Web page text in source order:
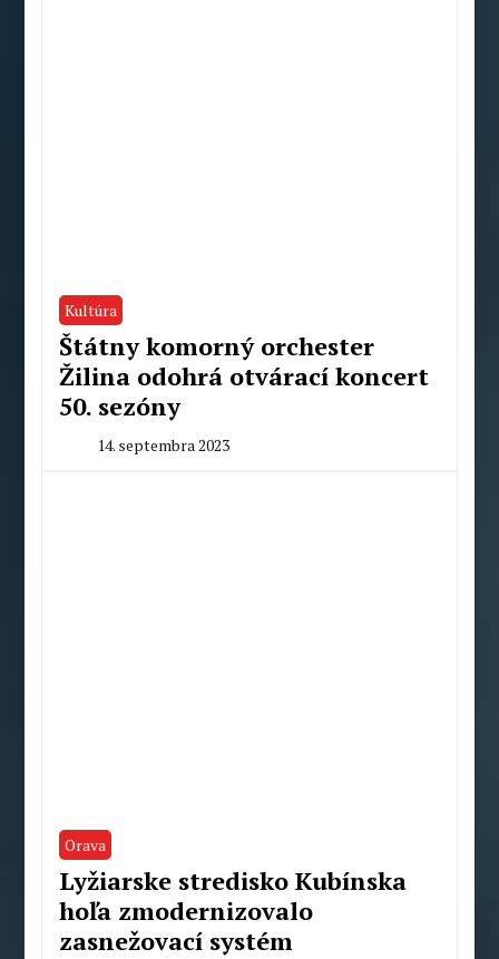
Kultúra
Štátny komorný orchester
Žilina odohrá otvárací koncert
50. sezóny
14. septembra 2023
Orava
Lyžiarske stredisko Kubínska
hoľa zmodernizovalo
zasnežovací systém